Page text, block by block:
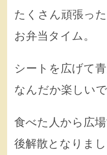
たくさん頑張っ
お弁当タイム。
シートを広げて
なんだか楽しい
食べた人から広
後解散となりまし